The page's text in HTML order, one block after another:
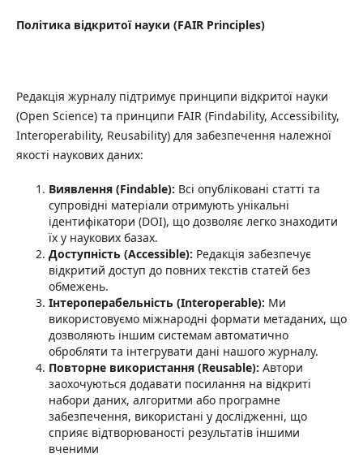
Політика відкритої науки (FAIR Principles)
Редакція журналу підтримує принципи відкритої науки
(Open Science) та принципи FAIR (Findability, Accessibility,
Interoperability, Reusability) для забезпечення належної
якості наукових даних:
Виявлення (Findable): Всі опубліковані статті та
супровідні матеріали отримують унікальні
ідентифікатори (DOI), що дозволяє легко знаходити
їх у наукових базах.
Доступність (Accessible): Редакція забезпечує
відкритий доступ до повних текстів статей без
обмежень.
Інтероперабельність (Interoperable): Ми
використовуємо міжнародні формати метаданих, що
дозволяють іншим системам автоматично
обробляти та інтегрувати дані нашого журналу.
Повторне використання (Reusable): Автори
заохочуються додавати посилання на відкриті
набори даних, алгоритми або програмне
забезпечення, використані у дослідженні, що
сприяє відтворюваності результатів іншими
вченими